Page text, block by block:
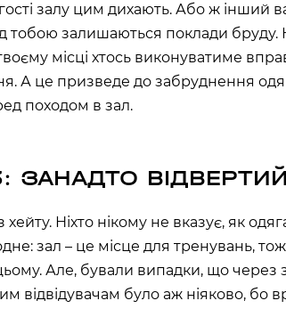
ШЛЯХ»)
область, Україна
залу цим дихають. Або ж інший
тобою залишаються поклади бруду.
місці хтось виконуватиме
А це призведе до забруднення
походом в зал.
ЗАНАДТО
Ніхто нікому не вказує, як
зал – це місце для тренувань,
Але, бували випадки, що через
відвідувачам було аж ніяково, бо
00
хв
59
сек
Ми пам’ятаємо.